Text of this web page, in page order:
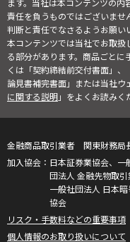
ます。当社は本コンテンツの
責任を負うものではございま
判断と責任でなさるようお願い
本コンテンツでは当社でお取
る部分があります。商品ごと
くは「契約締結前交付書面」
論見書補完書面」または当社ウ
に関する説明」をよくお読みく
金融商品取引業者 関東財務局
日本証券業協会、一
団法人 金融先物取引
一般社団法人 日本
協会
リスク・手数料などの重要事項
個人情報のお取り扱いについて